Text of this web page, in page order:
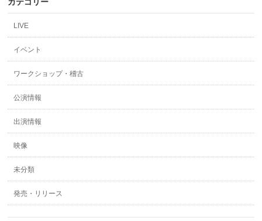
LIVE
イベント
ワークショップ・稽古
公演情報
出演情報
映像
未分類
発売・リリース